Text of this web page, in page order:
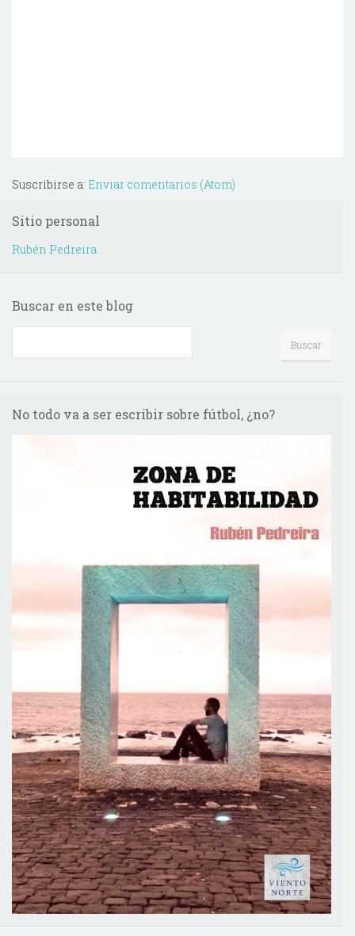
Suscribirse a: Enviar comentarios (Atom)
Sitio personal
Rubén Pedreira
Buscar en este blog
No todo va a ser escribir sobre fútbol, ¿no?